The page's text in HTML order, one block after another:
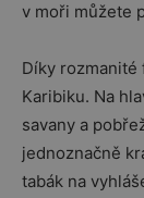
v moři můžete
Díky
Karibiku. Na
savany a
jednoznačně
tabák na